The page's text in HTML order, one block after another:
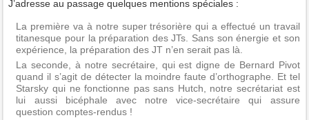
J’adresse au passage quelques mentions spéciales :
La première va à notre super trésorière qui a effectué un travail
titanesque pour la préparation des JTs. Sans son énergie et son
expérience, la préparation des JT n’en serait pas là.
La seconde, à notre secrétaire, qui est digne de Bernard Pivot
quand il s’agit de détecter la moindre faute d’orthographe. Et tel
Starsky qui ne fonctionne pas sans Hutch, notre secrétariat est
lui aussi bicéphale avec notre vice-secrétaire qui assure
question comptes-rendus !